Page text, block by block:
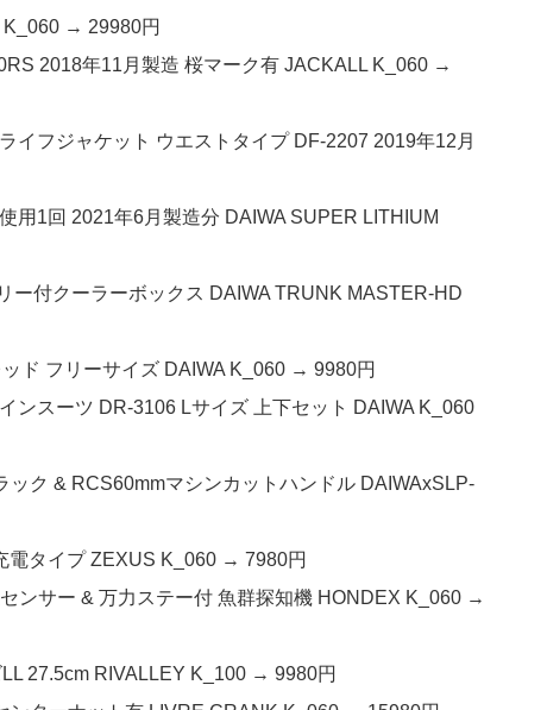
K_060 → 29980円
2018年11月製造 桜マーク有 JACKALL K_060 →
イフジャケット ウエストタイプ DF-2207 2019年12月
用1回 2021年6月製造分 DAIWA SUPER LITHIUM
ー付クーラーボックス DAIWA TRUNK MASTER-HD
ド フリーサイズ DAIWA K_060 → 9980円
ンスーツ DR-3106 Lサイズ 上下セット DAIWA K_060
ク & RCS60mmマシンカットハンドル DAIWAxSLP-
電タイプ ZEXUS K_060 → 7980円
ンサー & 万力ステー付 魚群探知機 HONDEX K_060 →
27.5cm RIVALLEY K_100 → 9980円